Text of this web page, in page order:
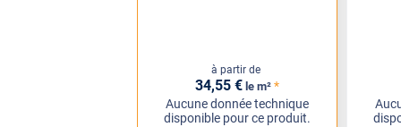
à partir de
34,55 € le m² *
Aucune donnée technique
disponible pour ce produit.